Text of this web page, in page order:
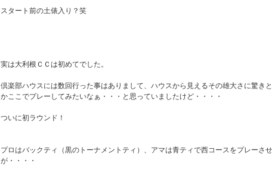
スタート前の土俵入り？笑
実は大利根ＣＣは初めてでした。
倶楽部ハウスには数回行った事はありまして、ハウスから見えるその雄大さに驚き
かここでプレーしてみたいなぁ・・・と思っていましたけど・・・・
ついに初ラウンド！
プロはバックティ（黒のトーナメントティ）、アマは青ティで西コースをプレーさ
が・・・・